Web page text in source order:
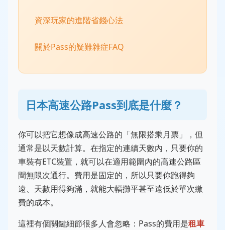
資深玩家的進階省錢心法
關於Pass的疑難雜症FAQ
日本高速公路Pass到底是什麼？
你可以把它想像成高速公路的「無限搭乘月票」，但
通常是以天數計算。在指定的連續天數內，只要你的
車裝有ETC裝置，就可以在適用範圍內的高速公路區
間無限次通行。費用是固定的，所以只要你跑得夠
遠、天數用得夠滿，就能大幅攤平甚至遠低於單次繳
費的成本。
這裡有個關鍵細節很多人會忽略：Pass的費用是租車